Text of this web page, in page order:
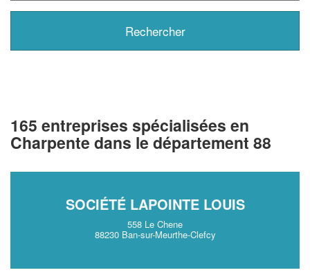
165 entreprises spécialisées en
Charpente dans le département 88
SOCIÉTÉ LAPOINTE LOUIS
558 Le Chene
88230 Ban-sur-Meurthe-Clefcy